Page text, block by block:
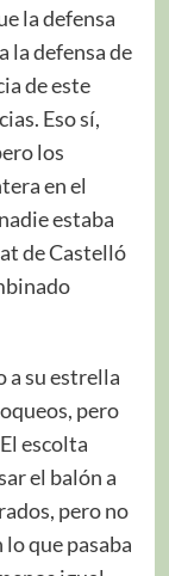
la defensa
la defensa de
de este
Eso sí,
los
en el
estaba
de Castelló
su estrella
pero
escolta
el balón a
pero no
que pasaba